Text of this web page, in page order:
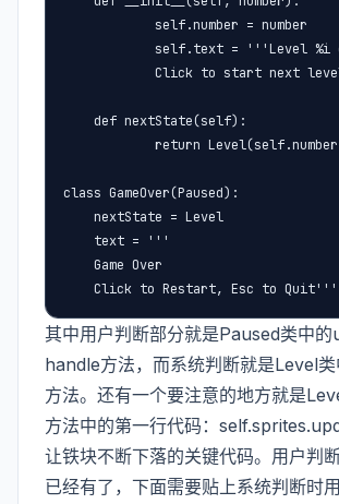
            self.number = number
self.text = '''Level %i
Click to start next
    def nextState(self):
return
class GameOver(Paused):
    nextState = Level
    text = '''
    Game Over
    Click to Restart, Esc to Quit'''
其中用户判断部分就是Paused类中
handle方法，而系统判断就是Level
方法。还有一个要注意的地方就是
方法中的第一行代码：
让铁块不断下落的关键代码。用户判
已经有了，下面需要贴上系统判断时